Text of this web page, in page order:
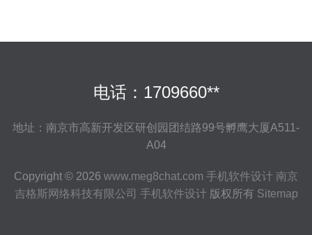
电话：1709660**
地址：南京市高新开发区研创园团结路99号孵鹰大厦A511-
A04
Copyright © 2026 www.meg8chat.com 手机软件设计 南京
吉格斯网络科技有限公司 手机软件设计版权所有 Sitemap